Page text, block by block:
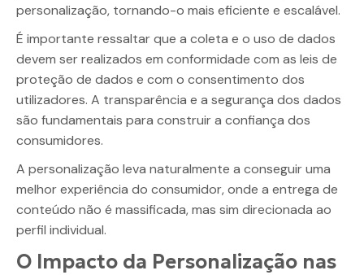
personalização, tornando-o mais eficiente e escalável.
É importante ressaltar que a coleta e o uso de dados
devem ser realizados em conformidade com as leis de
proteção de dados e com o consentimento dos
utilizadores. A transparência e a segurança dos dados
são fundamentais para construir a confiança dos
consumidores.
A personalização leva naturalmente a conseguir uma
melhor experiência do consumidor, onde a entrega de
conteúdo não é massificada, mas sim direcionada ao
perfil individual.
O Impacto da Personalização nas